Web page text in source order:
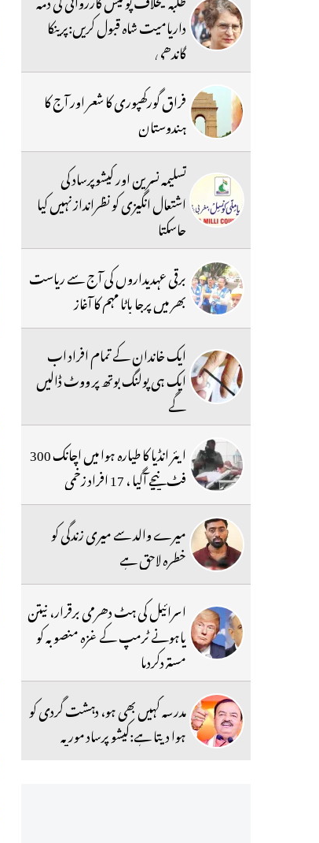
داریامیت شاہ قبول کریں:پرینکا
گاندھی
فراق گورکھپوری کا شعر اور آج کا
ہندوستان
تسلیمہ نسرین اور کیشوپرساد کی
اشتعال انگیزی کو نظرانداز نہیں کیا
جاسکتا
برقی عہدیداروں کی آج سے ریاست
بھر میں پرجا باٹا مہم کا آغاز
ایک خاندان کے تمام افراد اب
ایک ہی پولنگ بوتھ پر ووٹ ڈالیں
گے
ایئر انڈیا کا طیارہ ہوا میں اچانک 300
فٹ نیچے آگیا ، 17 افراد زخمی
میرے والد سے میری زندگی کو
خطرہ لاحق ہے
اسرائیل کی ہٹ دھرمی برقرار، نیتن
یاہونے ٹرمپ کے غزہ منصوبہ کو
مستردکردیا
مدرسہ کہیں بھی ہو، دہشت گردی کو
ہوا دیتا ہے:کیشو پرساد موریہ